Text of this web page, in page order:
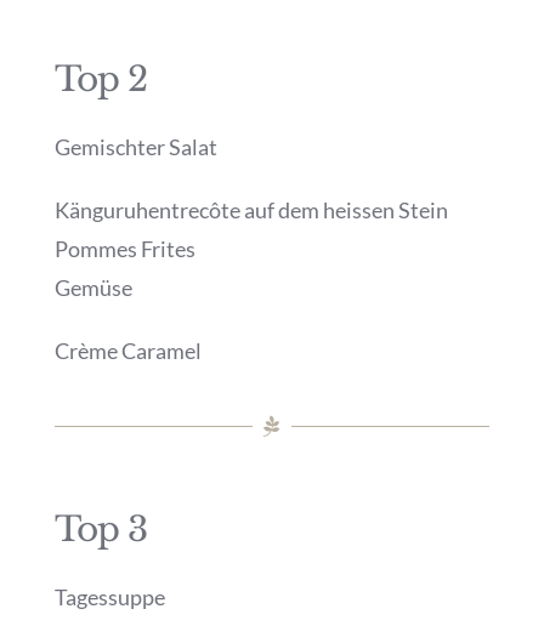
Top 2
Gemischter Salat
Känguruhentrecôte auf dem heissen Stein
Pommes Frites
Gemüse
Crème Caramel
Top 3
Tagessuppe